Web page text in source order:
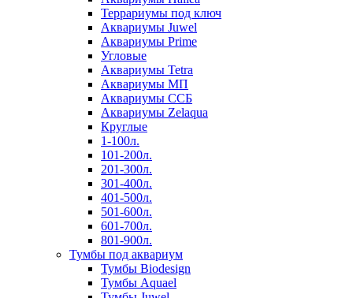
Террариумы под ключ
Аквариумы Juwel
Аквариумы Prime
Угловые
Аквариумы Tetra
Аквариумы МП
Аквариумы ССБ
Аквариумы Zelaqua
Круглые
1-100л.
101-200л.
201-300л.
301-400л.
401-500л.
501-600л.
601-700л.
801-900л.
Тумбы под аквариум
Тумбы Biodesign
Тумбы Aquael